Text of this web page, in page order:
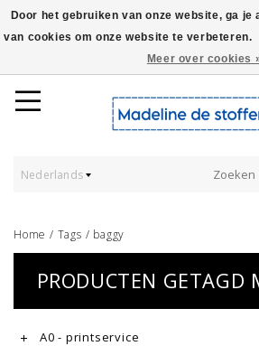
Worldwide Shipping - Onze stoffen
Nederlands
Home / Tags / baggy
PRODUCTEN GETAGD
A0 - printservice
Door het gebruiken van onze website, ga
van cookies om onze website te verbeteren.
Meer over cookies